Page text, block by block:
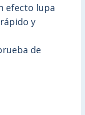
efecto lupa
y
de